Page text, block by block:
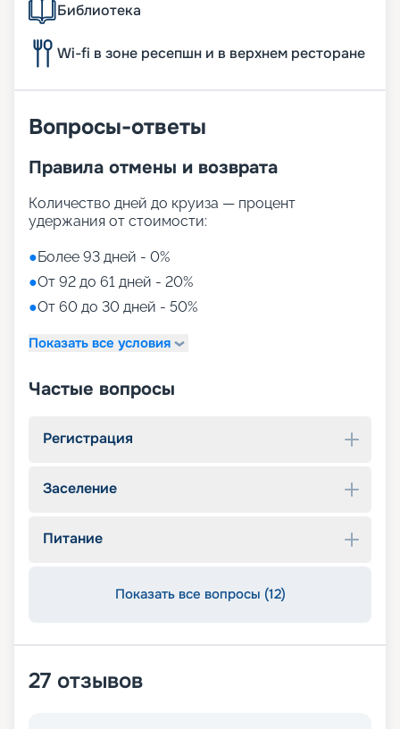
Библиотека
Wi-fi в зоне ресепшн и в верхнем ресторане
Вопросы-ответы
Правила отмены и возврата
Количество дней до круиза — процент
удержания от стоимости:
●Более 93 дней - 0%
●От 92 до 61 дней - 20%
●От 60 до 30 дней - 50%
Показать все условия
Частые вопросы
Регистрация
Заселение
Питание
Показать все вопросы (12)
27 отзывов